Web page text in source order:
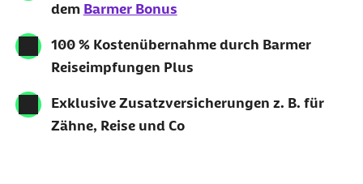
dem Barmer Bonus
100 % Kostenübernahme durch Barmer
Reiseimpfungen Plus
Exklusive Zusatzversicherungen z. B. für
Zähne, Reise und Co